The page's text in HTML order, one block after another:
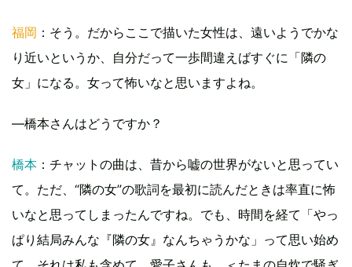
福岡 ：そう。だからここで描いた女性は、遠いようでかな
り近いというか、自分だって一歩間違えばすぐに「隣の
女」になる。女って怖いなと思いますよね。
―橋本さんはどうですか？
橋本 ：チャットの曲は、昔から嘘の世界がないと思ってい
て。ただ、“隣の女”の歌詞を最初に読んだときは率直に怖
いなと思ってしまったんですね。でも、時間を経て「やっ
ぱり結局みんな『隣の女』なんちゃうかな」って思い始め